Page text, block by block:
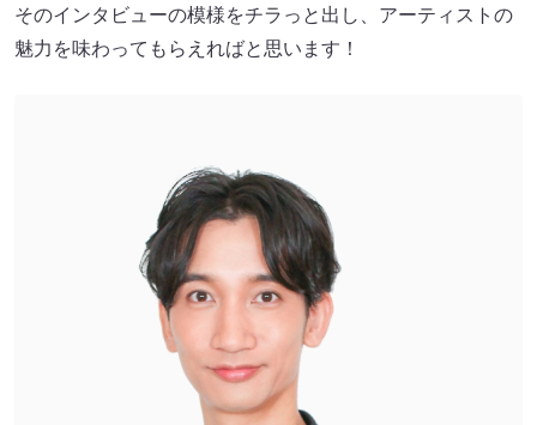
そのインタビューの模様をチラっと出し、アーティストの
魅力を味わってもらえればと思います！